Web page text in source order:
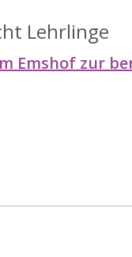
Lehrlinge
Emshof zur